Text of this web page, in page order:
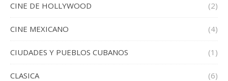
CINE DE HOLLYWOOD (2)
CINE MEXICANO (4)
CIUDADES Y PUEBLOS CUBANOS (1)
CLASICA (6)